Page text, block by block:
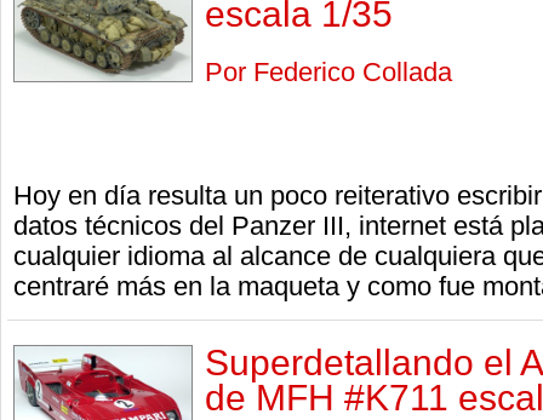
escala 1/35
Por Federico Collada
Hoy en día resulta un poco reiterativo
datos técnicos del Panzer III, internet está
cualquier idioma al alcance de cualquiera
centraré más en la maqueta y como fue
Superdetallando el
de MFH #K711